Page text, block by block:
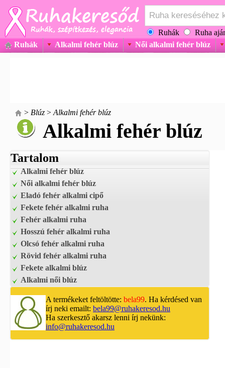
Ruhák
Ruha
Ruhák
Alkalmi fehér blúz Női alkalmi fehér blúz
> Blúz > Alkalmi fehér blúz
Alkalmi fehér blúz
Tartalom
Alkalmi fehér blúz
Női alkalmi fehér blúz
Eladó fehér alkalmi cipő
Fekete fehér alkalmi ruha
Fehér alkalmi ruha
Hosszú fehér alkalmi ruha
Olcsó fehér alkalmi ruha
Rövid fehér alkalmi ruha
Fekete alkalmi blúz
Alkalmi női blúz
A termékeket feltöltötte: bela99. Ha kérdésed van
írj neki emailt: bela99@ruhakeresod.hu
Ha szerkesztő akarsz lenni írj nekünk:
info@ruhakeresod.hu